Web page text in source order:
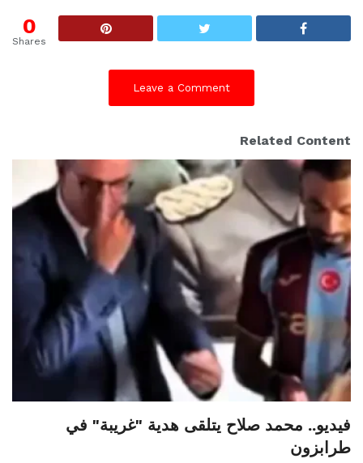
0
Shares
Leave a Comment
Related Content
فيديو.. محمد صلاح يتلقى هدية "غريبة" في
طرابزون